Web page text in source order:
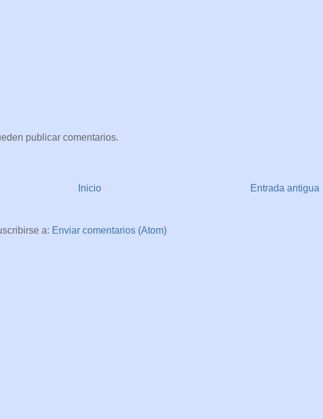
publicar comentarios.
Entrada antigua
Inicio
a: Enviar comentarios (Atom)